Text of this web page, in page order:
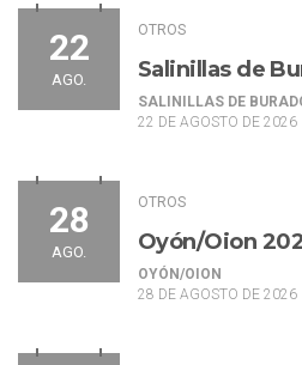
22
AGO.
OTROS
Salinillas de
SALINILLAS DE
22 DE AGOSTO DE 2026
28
AGO.
OTROS
Oyón/Oion
OYÓN/OION
28 DE AGOSTO DE 2026